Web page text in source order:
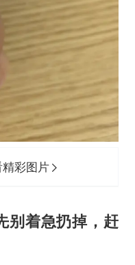
彩图片
别着急扔掉，赶